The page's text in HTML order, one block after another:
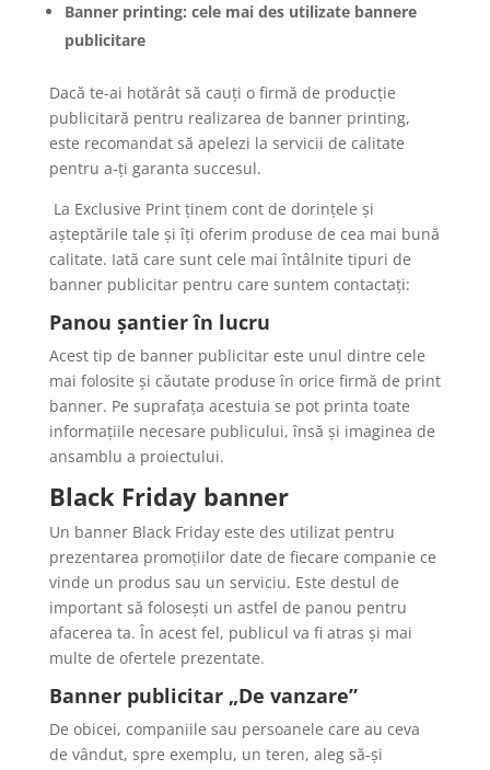
Banner printing: cele mai des utilizate bannere
publicitare
Dacă te-ai hotărât să cauți o firmă de producție
publicitară pentru realizarea de banner printing,
este recomandat să apelezi la servicii de calitate
pentru a-ți garanta succesul.
La Exclusive Print ținem cont de dorințele și
așteptările tale și îți oferim produse de cea mai bună
calitate. Iată care sunt cele mai întâlnite tipuri de
banner publicitar pentru care suntem contactați:
Panou șantier în lucru
Acest tip de banner publicitar este unul dintre cele
mai folosite și căutate produse în orice firmă de print
banner. Pe suprafața acestuia se pot printa toate
informațiile necesare publicului, însă și imaginea de
ansamblu a proiectului.
Black Friday banner
Un banner Black Friday este des utilizat pentru
prezentarea promoțiilor date de fiecare companie ce
vinde un produs sau un serviciu. Este destul de
important să folosești un astfel de panou pentru
afacerea ta. În acest fel, publicul va fi atras și mai
multe de ofertele prezentate.
Banner publicitar „De vanzare”
De obicei, companiile sau persoanele care au ceva
de vândut, spre exemplu, un teren, aleg să-și